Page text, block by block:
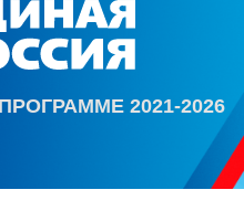
2021-2026